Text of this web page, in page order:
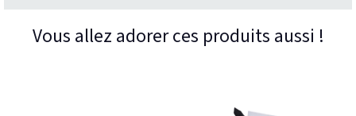
Vous allez adorer ces produits aussi !